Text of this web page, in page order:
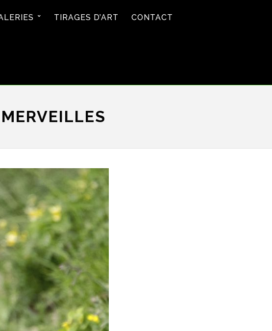
TIRAGES D’ART CONTACT